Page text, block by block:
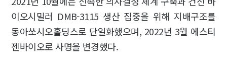
이오시밀러 DMB-3115 생산 집중을 위해 지배구조를
동아쏘시오홀딩스로 단일화했으며, 2022년 3월 에스티
젠바이오로 사명을 변경했다.